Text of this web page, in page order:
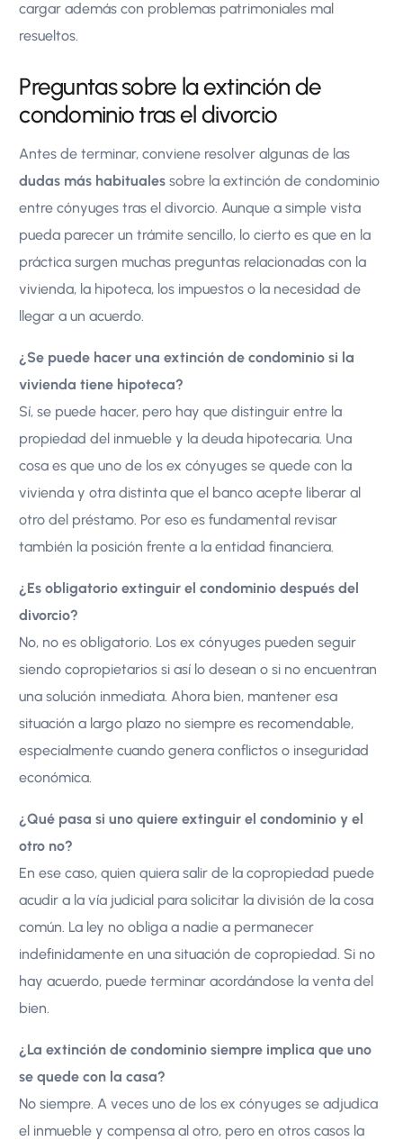
cargar además con problemas patrimoniales mal
resueltos.
Preguntas sobre la extinción de
condominio tras el divorcio
Antes de terminar, conviene resolver algunas de las
dudas más habituales sobre la extinción de condominio
entre cónyuges tras el divorcio. Aunque a simple vista
pueda parecer un trámite sencillo, lo cierto es que en la
práctica surgen muchas preguntas relacionadas con la
vivienda, la hipoteca, los impuestos o la necesidad de
llegar a un acuerdo.
¿Se puede hacer una extinción de condominio si la
vivienda tiene hipoteca?
Sí, se puede hacer, pero hay que distinguir entre la
propiedad del inmueble y la deuda hipotecaria. Una
cosa es que uno de los ex cónyuges se quede con la
vivienda y otra distinta que el banco acepte liberar al
otro del préstamo. Por eso es fundamental revisar
también la posición frente a la entidad financiera.
¿Es obligatorio extinguir el condominio después del
divorcio?
No, no es obligatorio. Los ex cónyuges pueden seguir
siendo copropietarios si así lo desean o si no encuentran
una solución inmediata. Ahora bien, mantener esa
situación a largo plazo no siempre es recomendable,
especialmente cuando genera conflictos o inseguridad
económica.
¿Qué pasa si uno quiere extinguir el condominio y el
otro no?
En ese caso, quien quiera salir de la copropiedad puede
acudir a la vía judicial para solicitar la división de la cosa
común. La ley no obliga a nadie a permanecer
indefinidamente en una situación de copropiedad. Si no
hay acuerdo, puede terminar acordándose la venta del
bien.
¿La extinción de condominio siempre implica que uno
se quede con la casa?
No siempre. A veces uno de los ex cónyuges se adjudica
el inmueble y compensa al otro, pero en otros casos la